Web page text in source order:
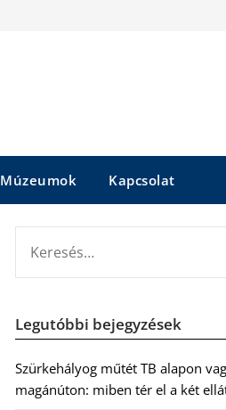
Múzeumok Kapcsolat
Legutóbbi bejegyzések
Szürkehályog műtét TB alapon
magánúton: miben tér el a két